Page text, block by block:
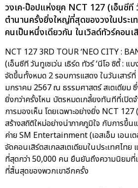
วงเค-ป๊อปแห่งยุค NCT 127 (เอ็นซีที
ตำนานครั้งยิ่งใหญ่ที่สุดของวงในประ
คนเป็นหนึ่งเดียวกัน ในเวิลด์ทัวร์คอน
NCT 127 3RD TOUR ‘NEO CITY :
(เอ็นซีที วันทูเซเว่น เธิร์ด ทัวร์ ‘นีโอ ซิตี้ : แ
จัดขึ้นทั้งหมด 2 รอบการแสดง ในวันเสาร์
มกราคม 2567 ณ ธรรมศาสตร์ สเตเดียม
ยิ่งกว่าครั้งไหน บัตรหมดเกลี้ยงทันทีที่เปิด
การมองเห็น โดยเฉพาะอย่างยิ่ง NCT 127
สร้างสถิติใหม่อย่างน่าภาคภูมิใจ กับการขึ้
ค่าย SM Entertainment (เอสเอ็ม เอนเ
จัดคอนเสิร์ตสเกลสเตเดียมในประเทศไทย
ที่สุดกว่า 50,000 คน ยืนยันถึงความนิยมที่
ที่สิ้นสุดของพวกเขาอีกครั้ง